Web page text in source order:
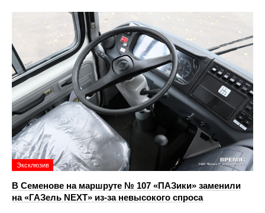
Эксклюзив
В Семенове на маршруте № 107 «ПАЗики» заменили
на «ГАЗель NEXT» из‑за невысокого спроса